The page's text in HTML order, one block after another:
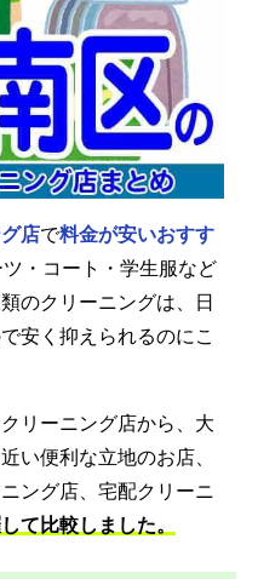
店で料金が安いおすす
・コート・学生服など
のクリーニングは、日
安く抑えられるのにこ
リーニング店から、大
い便利な立地のお店、
ング店、宅配クリーニ
て比較しました。